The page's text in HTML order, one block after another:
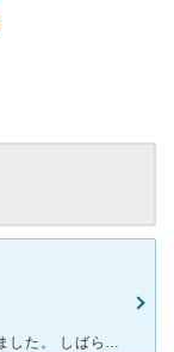
クリーニングや親不知の抜歯等でお世話になりました。 しばらく歯医者に言っていなかったため こちらでクリーニングをお願いしました。 予約が必要ですが、いつも対応がスピーディーで 対応して